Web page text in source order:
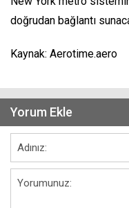
doğrudan bağlantı
Kaynak: Aerotime.aero
Yorum Ekle